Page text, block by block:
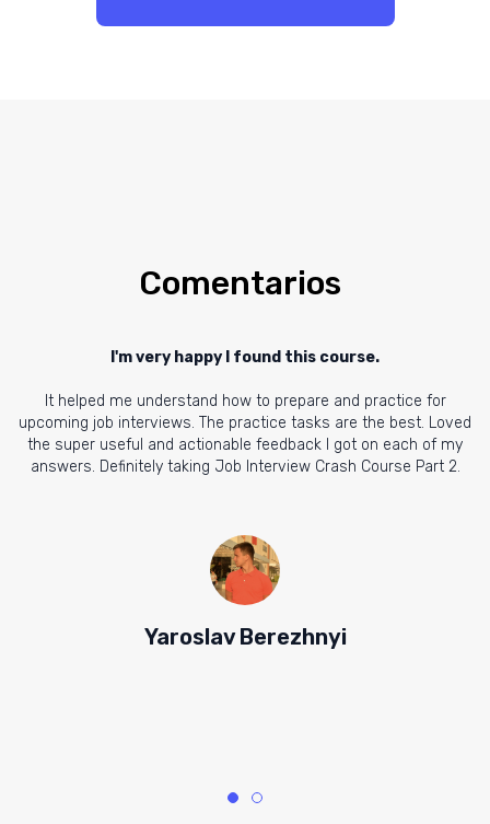
Comentarios
I'm very happy I found this course.
It helped me understand how to prepare and practice for
upcoming job interviews. The practice tasks are the best. Loved
the super useful and actionable feedback I got on each of my
answers. Definitely taking Job Interview Crash Course Part 2.
Yaroslav Berezhnyi